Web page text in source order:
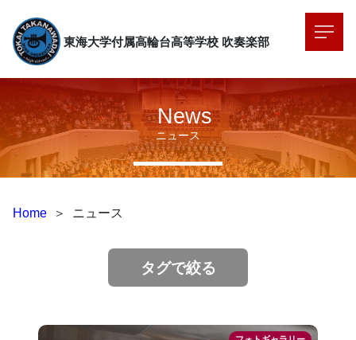
東海大学付属高輪台高等学校 吹奏楽部
ニュース
News
Home ＞ ニュース
タグで絞る